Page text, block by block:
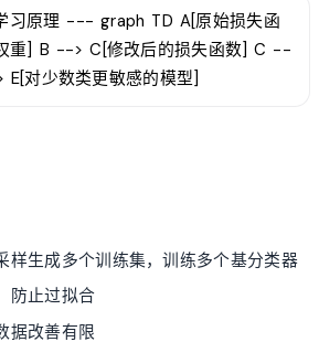
原理 --- graph TD A[原始损失函
重] B --> C[修改后的损失函数] C --
对少数类更敏感的模型]
样生成多个训练集，训练多个基分类器
防止过拟合
据改善有限